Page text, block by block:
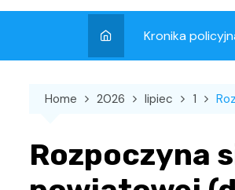
Kronika
Home 2026 lipiec 1
Rozpoczyna